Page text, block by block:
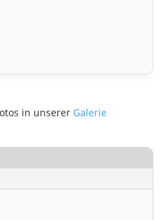
in unserer Galerie